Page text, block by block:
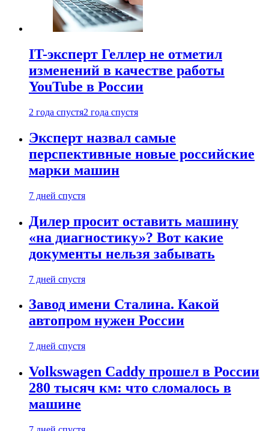
IT-эксперт Геллер не отметил
изменений в качестве работы
YouTube в России
2 года спустя2 года спустя
Эксперт назвал самые
перспективные новые российские
марки машин
7 дней спустя
Дилер просит оставить машину
«на диагностику»? Вот какие
документы нельзя забывать
7 дней спустя
Завод имени Сталина. Какой
автопром нужен России
7 дней спустя
Volkswagen Caddy прошел в России
280 тысяч км: что сломалось в
машине